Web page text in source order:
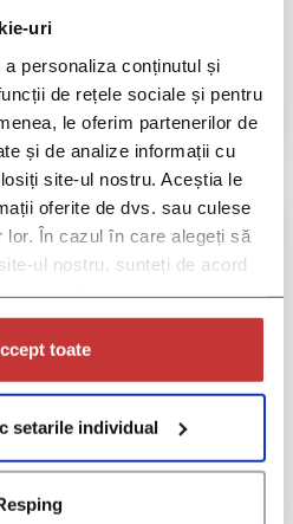
uri
personaliza conținutul și
de rețele sociale și pentru
le oferim partenerilor de
și de analize informații cu
site-ul nostru. Aceștia le
oferite de dvs. sau culese
În cazul în care alegeți să
ul nostru, sunteți de acord
toate
setarile individual
mai mult
de radiologie